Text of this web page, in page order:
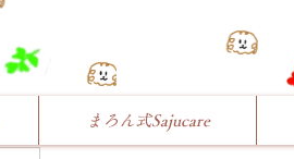
まろん式Sajucare